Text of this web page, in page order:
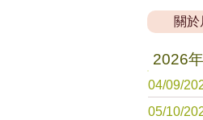
關於
2026
04/09/
05/10/